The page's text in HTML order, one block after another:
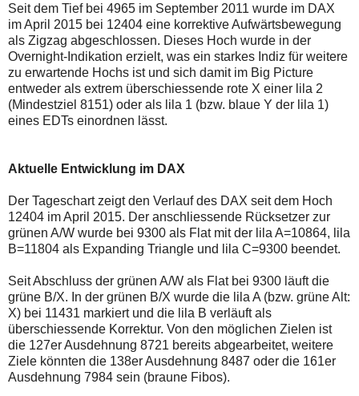
auch
Verstösse
gegen
die
Netiquette
oder
Missbrauch
der
Kommentarfunktion
Sie
Browsereinstellungen
oder
Ihre
Internetverbindung
und
Sie
es
zu
einem
späteren
Zeitpunkt
noch
einmal.
Sollte
Alternativ
sind
die
Post
auch
auf
Plattform
wallstreet-
online.de
Seit dem Tief bei 4965 im September 2011 wurde im DAX
im April 2015 bei 12404 eine korrektive Aufwärtsbewegung
als Zigzag abgeschlossen. Dieses Hoch wurde in der
Overnight-Indikation erzielt, was ein starkes Indiz für weitere
zu erwartende Hochs ist und sich damit im Big Picture
entweder als extrem überschiessende rote X einer lila 2
(Mindestziel 8151) oder als lila 1 (bzw. blaue Y der lila 1)
eines EDTs einordnen lässt.
Aktuelle Entwicklung im DAX
Der Tageschart zeigt den Verlauf des DAX seit dem Hoch
12404 im April 2015. Der anschliessende Rücksetzer zur
grünen A/W wurde bei 9300 als Flat mit der lila A=10864, lila
B=11804 als Expanding Triangle und lila C=9300 beendet.
Seit Abschluss der grünen A/W als Flat bei 9300 läuft die
grüne B/X. In der grünen B/X wurde die lila A (bzw. grüne Alt:
X) bei 11431 markiert und die lila B verläuft als
überschiessende Korrektur. Von den möglichen Zielen ist
die 127er Ausdehnung 8721 bereits abgearbeitet, weitere
Ziele könnten die 138er Ausdehnung 8487 oder die 161er
Ausdehnung 7984 sein (braune Fibos).